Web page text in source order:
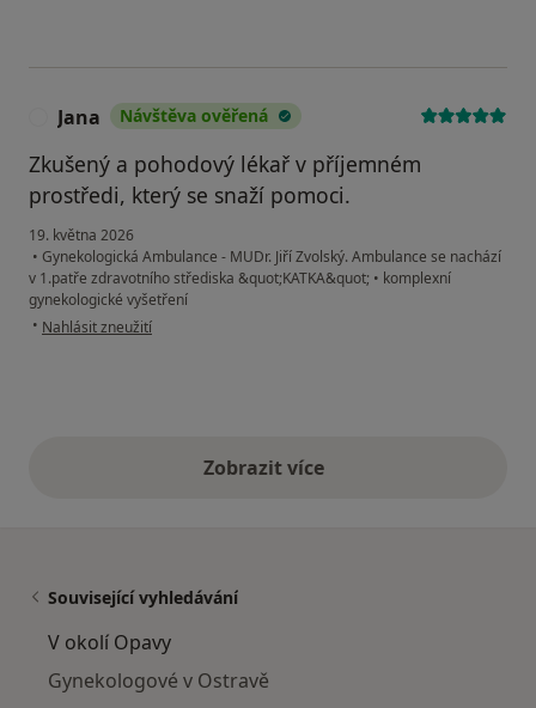
Jana Návštěva ověřená
Zkušený a pohodový lékař v příjemném
prostředi, který se snaží pomoci.
19. května 2026
• Gynekologická Ambulance - MUDr. Jiří Zvolský. Ambulance se nachází
v 1.patře zdravotního střediska &quot;KATKA&quot; • komplexní
gynekologické vyšetření
• podle názoru uživatele Jana
Nahlásit zneužití
Zobrazit vícevýše uvedené názory
Související vyhledávání
V okolí Opavy
Gynekologové v Ostravě